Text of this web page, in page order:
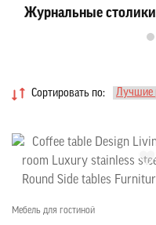
Журнальные столики
Сортировать по:
Мебель для гостиной